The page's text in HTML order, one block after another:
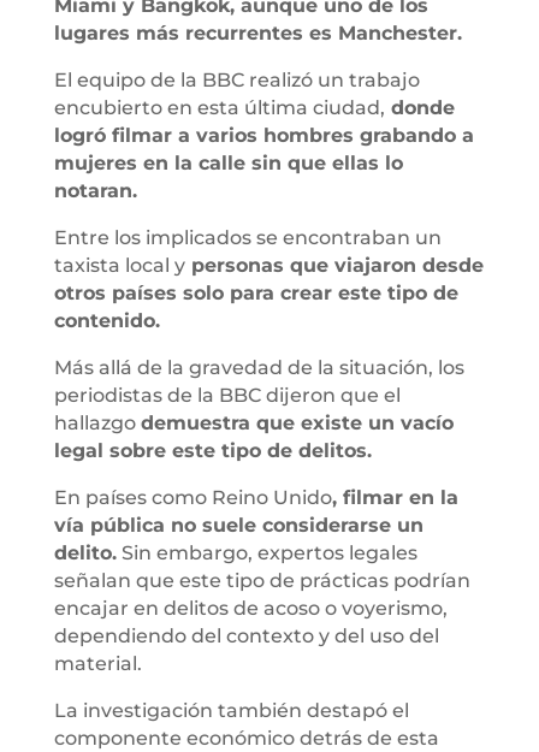
Miami y Bangkok, aunque uno de los
lugares más recurrentes es Manchester.
El equipo de la BBC realizó un trabajo
encubierto en esta última ciudad, donde
logró filmar a varios hombres grabando a
mujeres en la calle sin que ellas lo
notaran.
Entre los implicados se encontraban un
taxista local ypersonas que viajaron desde
otros países solo para crear este tipo de
contenido.
Más allá de la gravedad de la situación, los
periodistas de la BBC dijeron que el
hallazgo demuestra que existe un vacío
legal sobre este tipo de delitos.
En países como Reino Unido, filmar en la
vía pública no suele considerarse un
delito.Sin embargo, expertos legales
señalan que este tipo de prácticas podrían
encajar en delitos de acoso o voyerismo,
dependiendo del contexto y del uso del
material.
La investigación también destapó el
componente económico detrás de esta